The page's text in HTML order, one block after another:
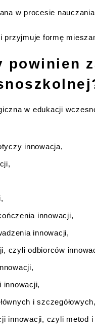
w procesie
formę
powinien
w edukacji
innowacja,
innowacji,
innowacji,
czyli odbiorców
innowacji,
i szczegółowych,
innowacji, czyli metod i